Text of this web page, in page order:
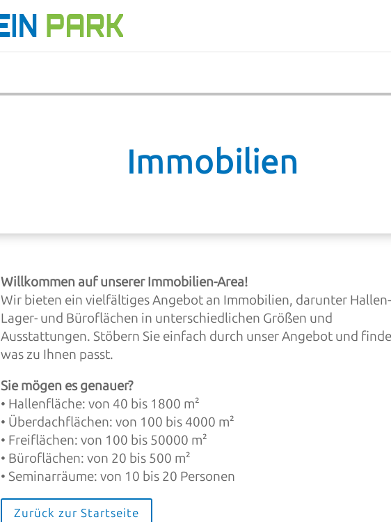
Immobilien
Willkommen auf unserer Immobilien-Area!
Wir bieten ein vielfältiges Angebot an Immobilien, darunter
Lager- und Büroflächen in unterschiedlichen Größen und
Ausstattungen. Stöbern Sie einfach durch unser Angebot und
was zu Ihnen passt.
Sie mögen es genauer?
• Hallenfläche: von 40 bis 1800 m²
• Überdachflächen: von 100 bis 4000 m²
• Freiflächen: von 100 bis 50000 m²
• Büroflächen: von 20 bis 500 m²
• Seminarräume: von 10 bis 20 Personen
Zurück zur Startseite